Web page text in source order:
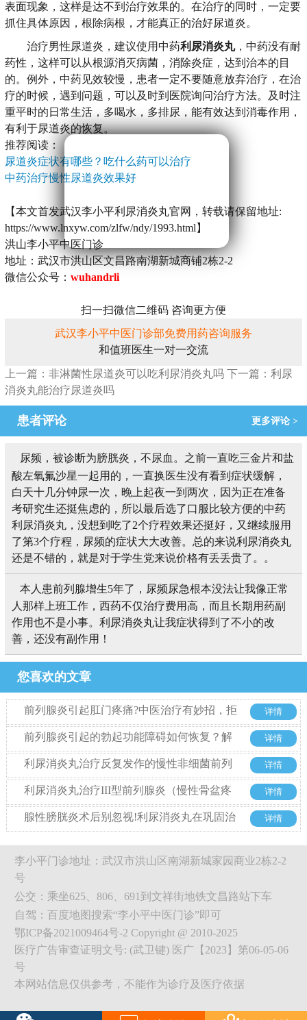
表面现象，这样是达不到治疗效果的。在治疗的同时，一定要
抓住具体原因，根除病根，才能真正的治好尿道炎。
治疗男性尿道炎，建议使用中药利尿消炎丸，中药没有耐
药性，这样可以从根源消灭病菌，消除炎症，达到治本的目
的。例外，中药见效较慢，患者一定不要随意放弃治疗，在治
疗的时候，遇到问题，可以及时到医院询问治疗方法。及时注
重平时的日常生活，多喝水，多排尿，能有效达到消毒作用，
有利于尿道炎的恢复。
推荐阅读：
尿道炎症状有哪些？吃什么药可以治疗
中药治疗慢性尿道炎效果好
【本文首发武汉李小平利尿消炎丸官网，转载请保留地址:
https://www.lnxyw.com/zlfw/ndy/1993.html】
洪山李小平中医门诊
地址：武汉市洪山区文昌路南湖新城商铺2栋2-2
微信公众号： wuhandrli
扫一扫微信二维码 咨询更方便
武汉李小平中医门诊部免费用药咨询服务
和值班医生一对一交流
上一篇：非淋菌性尿道炎可以吃利尿消炎丸吗 下一篇：利尿
消炎丸能治疗尿道炎吗
患者评论 更多评论 >
尿频，被诊断为膀胱炎，不尿血。之前一直吃三金片和盐
酸左氧氟沙星一起用的，一直换医生没有看到症状缓解，
白天十几分钟尿一次，晚上起夜一到两次，因为正在准备
考研究生还挺焦虑的，所以最后选了口服比较方便的中药
利尿消炎丸，没想到吃了2个疗程效果还挺好，又继续服用
了第3个疗程，尿频的症状大大改善。总的来说利尿消炎丸
还是不错的，就是对于学生党来说价格有丢丢贵了。。
本人患前列腺增生5年了，尿频尿急根本没法让我像正常
人那样上班工作，西药不仅治疗费用高，而且长期用药副
作用也不是小事。利尿消炎丸让我症状得到了不小的改
善，还没有副作用！
您喜欢的文章
前列腺炎引起肛门疼痛?中医治疗有妙招，拒
绝西药也能好
详情
前列腺炎引起的勃起功能障碍如何恢复？解
析中药利尿消炎丸的治疗优势
详情
利尿消炎丸治疗反复发作的慢性非细菌前列
腺炎的优势
详情
利尿消炎丸治疗III型前列腺炎（慢性骨盆疼
痛综合征）整体方案探析
详情
腺性膀胱炎术后别忽视!利尿消炎丸在巩固治
详情
李小平门诊地址：武汉市洪山区南湖新城家园商业2栋2-2
号
公交：乘坐625、806、691到文祥街地铁文昌路站下车
自驾：百度地图搜索“李小平中医门诊”即可
鄂ICP备2021009464号-2 Copyright @ 2010-2025
医疗广告审查证明文号: (武卫键) 医广【2023】第06-05-06
号
本网站信息仅供参考，不能作为诊疗及医疗依据